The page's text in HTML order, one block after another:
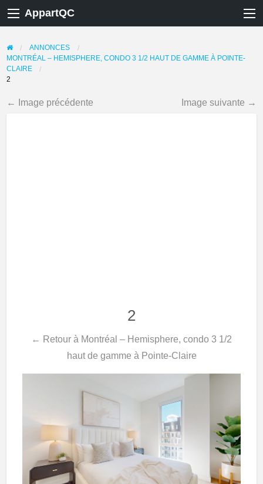
AppartQC
ANNONCES
MONTRÉAL – HEMISPHERE, CONDO 3 1/2 HAUT DE GAMME À POINTE-
CLAIRE
2
← Image précédente Image suivante →
2
← Retour à Montréal – Hemisphere, condo 3 1/2
haut de gamme à Pointe-Claire